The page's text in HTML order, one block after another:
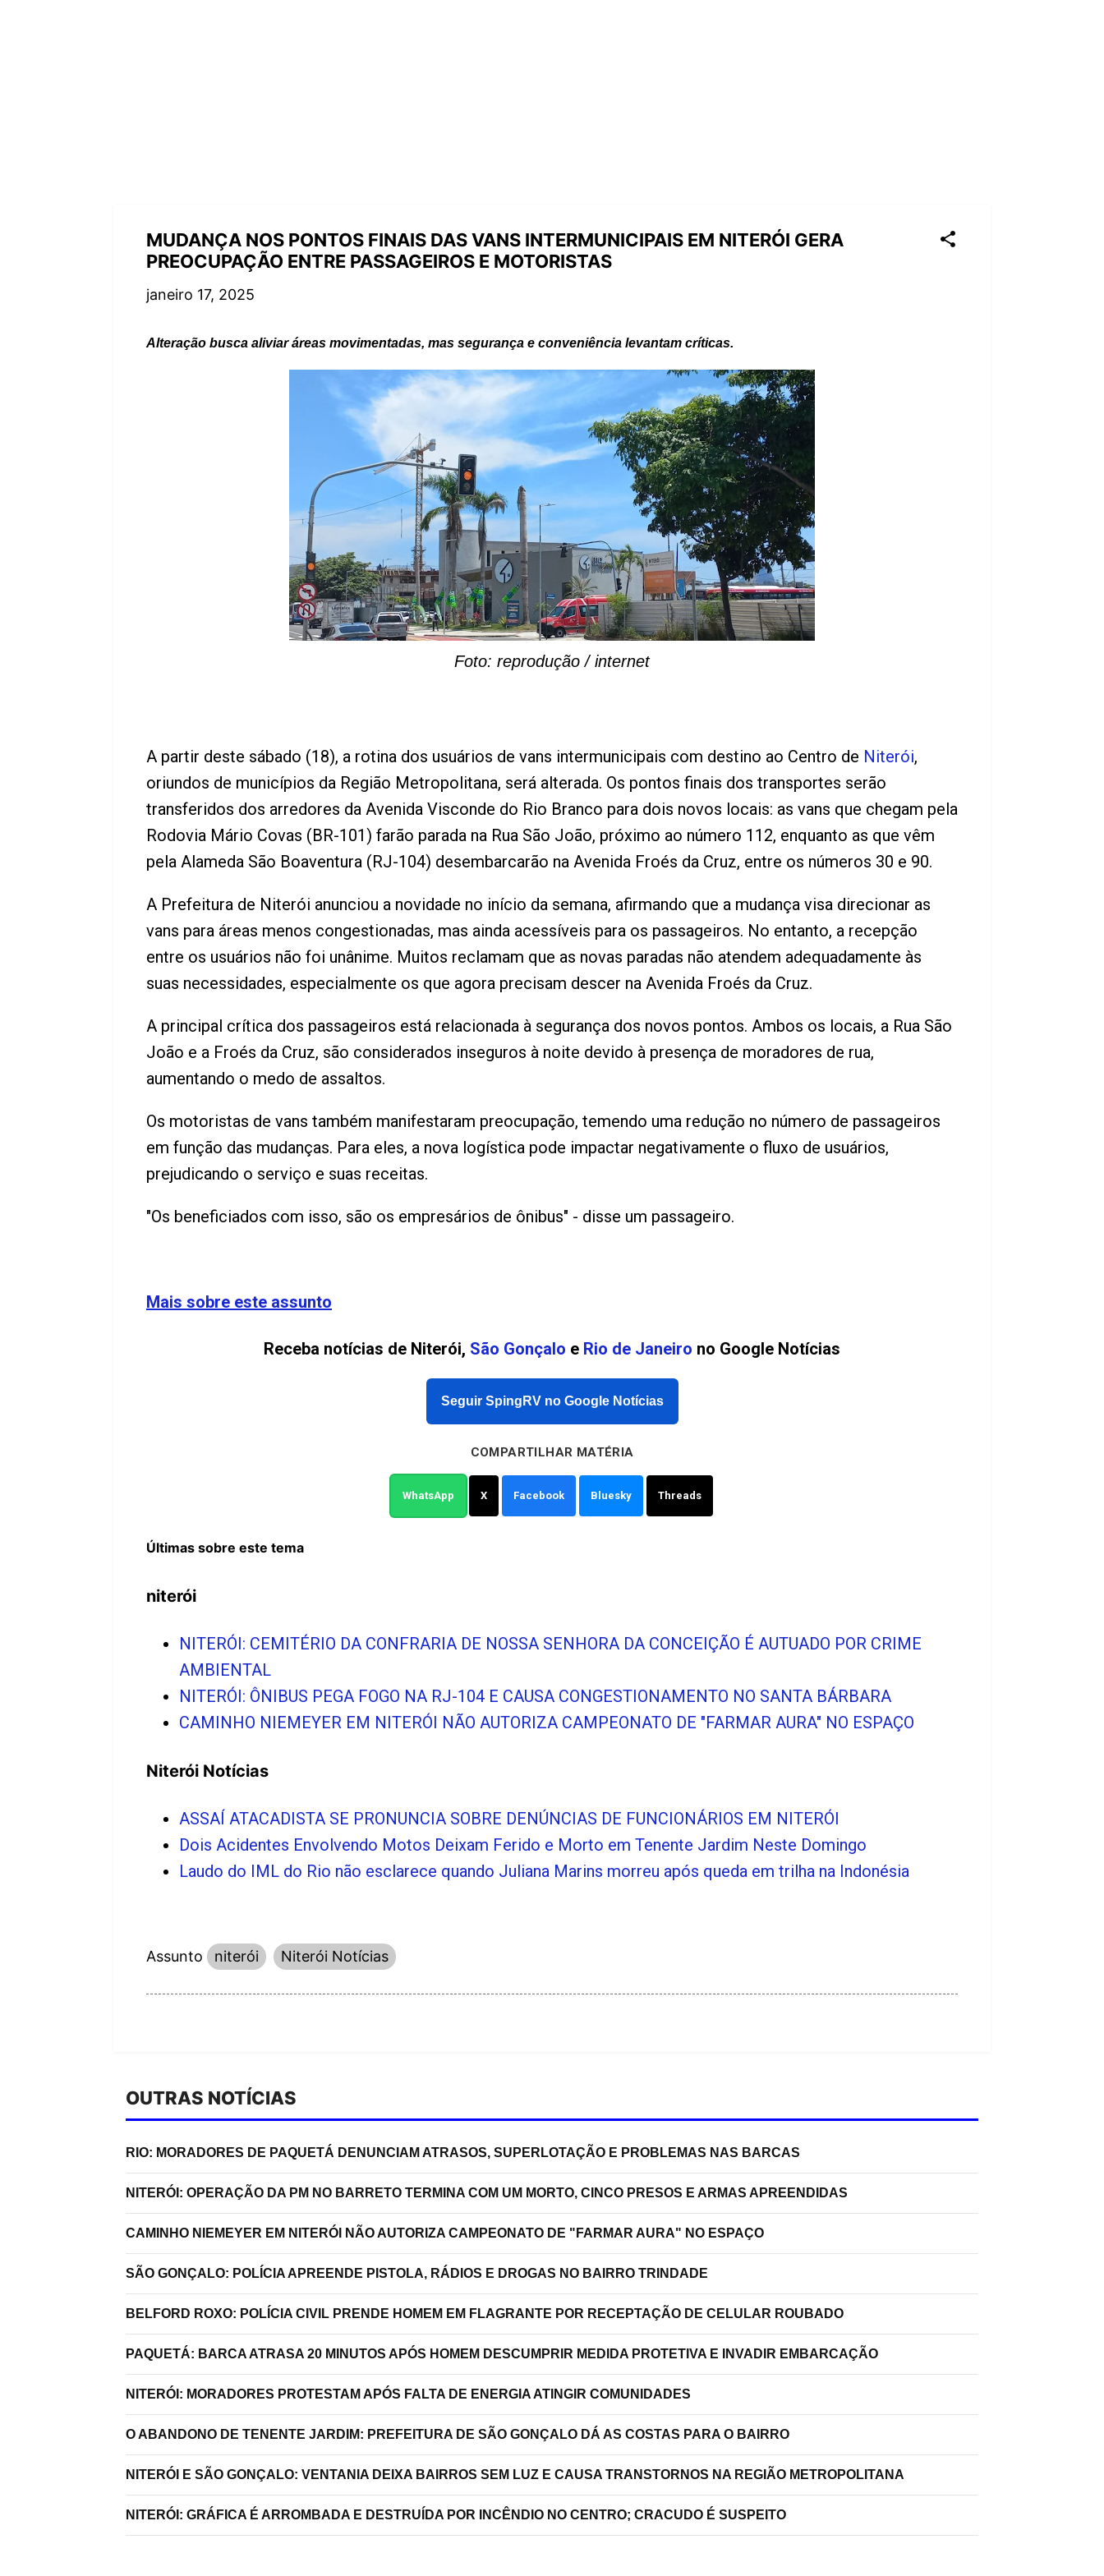
MUDANÇA NOS PONTOS FINAIS DAS VANS INTERMUNICIPAIS EM NITERÓI GERA
PREOCUPAÇÃO ENTRE PASSAGEIROS E MOTORISTAS
janeiro 17, 2025
Alteração busca aliviar áreas movimentadas, mas segurança e conveniência levantam críticas.
Foto: reprodução / internet
A partir deste sábado (18), a rotina dos usuários de vans intermunicipais com destino ao Centro de Niterói,
oriundos de municípios da Região Metropolitana, será alterada. Os pontos finais dos transportes serão
transferidos dos arredores da Avenida Visconde do Rio Branco para dois novos locais: as vans que chegam pela
Rodovia Mário Covas (BR-101) farão parada na Rua São João, próximo ao número 112, enquanto as que vêm
pela Alameda São Boaventura (RJ-104) desembarcarão na Avenida Froés da Cruz, entre os números 30 e 90.
A Prefeitura de Niterói anunciou a novidade no início da semana, afirmando que a mudança visa direcionar as
vans para áreas menos congestionadas, mas ainda acessíveis para os passageiros. No entanto, a recepção
entre os usuários não foi unânime. Muitos reclamam que as novas paradas não atendem adequadamente às
suas necessidades, especialmente os que agora precisam descer na Avenida Froés da Cruz.
A principal crítica dos passageiros está relacionada à segurança dos novos pontos. Ambos os locais, a Rua São
João e a Froés da Cruz, são considerados inseguros à noite devido à presença de moradores de rua,
aumentando o medo de assaltos.
Os motoristas de vans também manifestaram preocupação, temendo uma redução no número de passageiros
em função das mudanças. Para eles, a nova logística pode impactar negativamente o fluxo de usuários,
prejudicando o serviço e suas receitas.
"Os beneficiados com isso, são os empresários de ônibus" - disse um passageiro.
Mais sobre este assunto
Receba notícias de Niterói, São Gonçalo e Rio de Janeiro no Google Notícias
Seguir SpingRV no Google Notícias
COMPARTILHAR MATÉRIA
WhatsApp X Facebook Bluesky Threads
Últimas sobre este tema
niterói
NITERÓI: CEMITÉRIO DA CONFRARIA DE NOSSA SENHORA DA CONCEIÇÃO É AUTUADO POR CRIME
AMBIENTAL
NITERÓI: ÔNIBUS PEGA FOGO NA RJ-104 E CAUSA CONGESTIONAMENTO NO SANTA BÁRBARA
CAMINHO NIEMEYER EM NITERÓI NÃO AUTORIZA CAMPEONATO DE "FARMAR AURA" NO ESPAÇO
Niterói Notícias
ASSAÍ ATACADISTA SE PRONUNCIA SOBRE DENÚNCIAS DE FUNCIONÁRIOS EM NITERÓI
Dois Acidentes Envolvendo Motos Deixam Ferido e Morto em Tenente Jardim Neste Domingo
Laudo do IML do Rio não esclarece quando Juliana Marins morreu após queda em trilha na Indonésia
Assunto niterói Niterói Notícias
OUTRAS NOTÍCIAS
RIO: MORADORES DE PAQUETÁ DENUNCIAM ATRASOS, SUPERLOTAÇÃO E PROBLEMAS NAS BARCAS
NITERÓI: OPERAÇÃO DA PM NO BARRETO TERMINA COM UM MORTO, CINCO PRESOS E ARMAS APREENDIDAS
CAMINHO NIEMEYER EM NITERÓI NÃO AUTORIZA CAMPEONATO DE "FARMAR AURA" NO ESPAÇO
SÃO GONÇALO: POLÍCIA APREENDE PISTOLA, RÁDIOS E DROGAS NO BAIRRO TRINDADE
BELFORD ROXO: POLÍCIA CIVIL PRENDE HOMEM EM FLAGRANTE POR RECEPTAÇÃO DE CELULAR ROUBADO
PAQUETÁ: BARCA ATRASA 20 MINUTOS APÓS HOMEM DESCUMPRIR MEDIDA PROTETIVA E INVADIR EMBARCAÇÃO
NITERÓI: MORADORES PROTESTAM APÓS FALTA DE ENERGIA ATINGIR COMUNIDADES
O ABANDONO DE TENENTE JARDIM: PREFEITURA DE SÃO GONÇALO DÁ AS COSTAS PARA O BAIRRO
NITERÓI E SÃO GONÇALO: VENTANIA DEIXA BAIRROS SEM LUZ E CAUSA TRANSTORNOS NA REGIÃO METROPOLITANA
NITERÓI: GRÁFICA É ARROMBADA E DESTRUÍDA POR INCÊNDIO NO CENTRO; CRACUDO É SUSPEITO